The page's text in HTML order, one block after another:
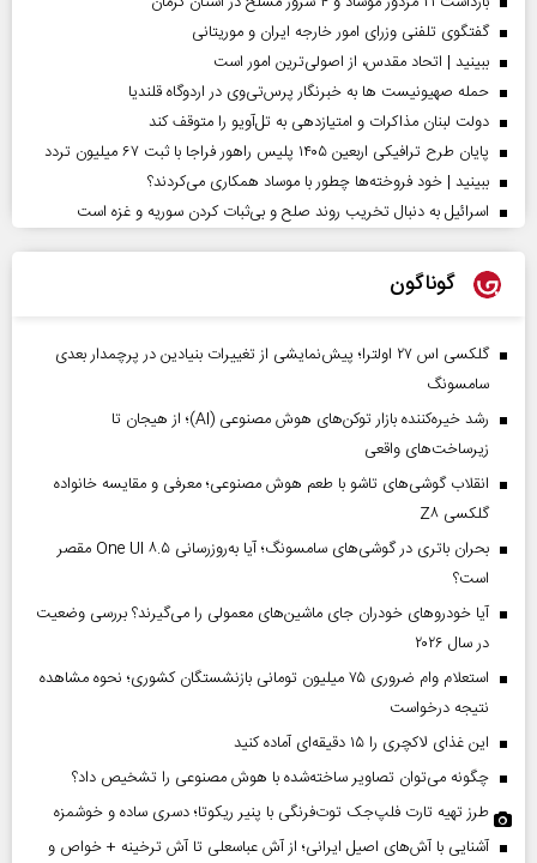
گفتگوی تلفنی وزرای امور خارجه ایران و موریتانی
ببینید | اتحاد مقدس، از اصولی‌ترین امور است
حمله صهیونیست ها به خبرنگار پرس‌تی‌وی در اردوگاه قلندیا
دولت لبنان مذاکرات و امتیازدهی به تل‌آویو را متوقف کند
پایان طرح ترافیکی اربعین ۱۴۰۵ پلیس راهور فراجا با ثبت ۶۷ میلیون تردد
ببینید | خود فروخته‌ها چطور با موساد همکاری می‌کردند؟
اسرائیل به دنبال تخریب روند صلح و بی‌ثبات کردن سوریه و غزه است
گوناگون
گلکسی اس ۲۷ اولترا؛ پیش‌نمایشی از تغییرات بنیادین در پرچمدار بعدی
سامسونگ
رشد خیره‌کننده بازار توکن‌های هوش مصنوعی (AI)؛ از هیجان تا
زیرساخت‌های واقعی
انقلاب گوشی‌های تاشو‌ با طعم هوش مصنوعی؛ معرفی و مقایسه خانواده
گلکسی Z۸
بحران باتری در گوشی‌های سامسونگ؛ آیا به‌روزرسانی One UI ۸.۵ مقصر
است؟
آیا خودروهای خودران جای ماشین‌های معمولی را می‌گیرند؟ بررسی وضعیت
در سال ۲۰۲۶
استعلام وام ضروری ۷۵ میلیون تومانی بازنشستگان کشوری؛ نحوه مشاهده
نتیجه درخواست
این غذای لاکچری را ۱۵ دقیقه‌ای آماده کنید
چگونه می‌توان تصاویر ساخته‌شده با هوش مصنوعی را تشخیص داد؟
طرز تهیه تارت فلپ‌جک توت‌فرنگی با پنیر ریکوتا؛ دسری ساده و خوشمزه
آشنایی با آش‌های اصیل ایرانی؛ از آش عباسعلی تا آش ترخینه + خواص و